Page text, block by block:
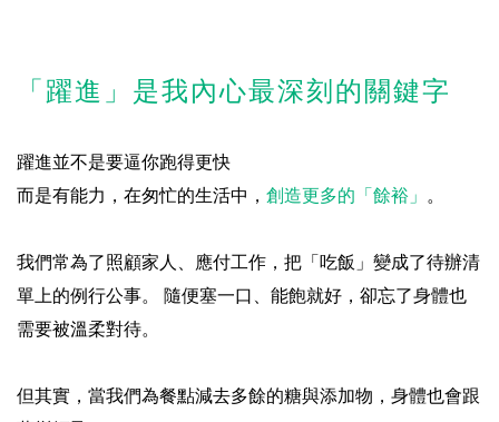
「躍進」是我內心最深刻的關鍵字
躍進並不是要逼你跑得更快
而是有能力，在匆忙的生活中， 創造更多的「餘裕」 。
我們常為了照顧家人、應付工作，把「吃飯」變成了待辦清
單上的例行公事。 隨便塞一口、能飽就好，卻忘了身體也
需要被溫柔對待。
但其實，當我們為餐點減去多餘的糖與添加物，身體也會跟